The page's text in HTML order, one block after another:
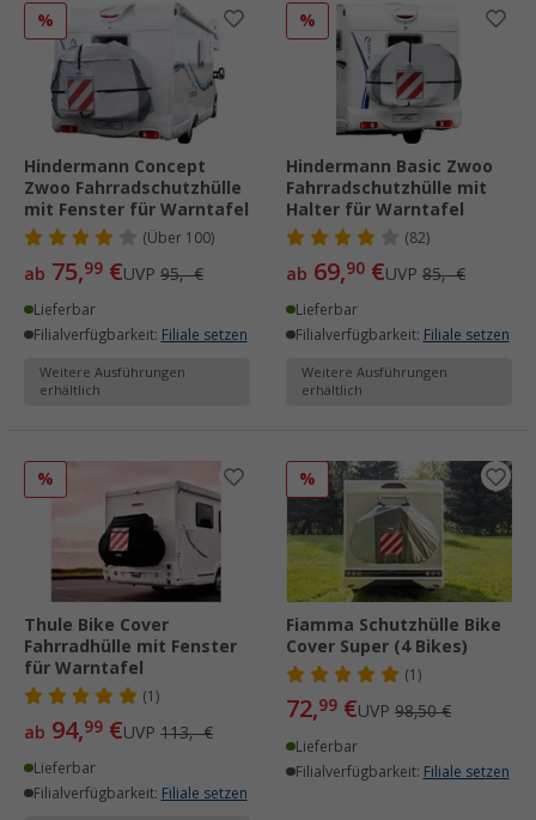
%
Hindermann Concept
Zwoo Fahrradschutzhülle
mit Fenster für Warntafel
(Über100)
ab 75,99 €UVP 95,- €
Lieferbar
Filialverfügbarkeit: Filiale setzen
Weitere Ausführungen
erhältlich
%
Hindermann Basic Zwoo
Fahrradschutzhülle mit
Halter für Warntafel
(82)
ab 69,90 €UVP 85,- €
Lieferbar
Filialverfügbarkeit: Filiale setzen
Weitere Ausführungen
erhältlich
%
Thule Bike Cover
Fahrradhülle mit Fenster
für Warntafel
(1)
ab 94,99 €UVP 113,- €
Lieferbar
Filialverfügbarkeit: Filiale setzen
%
Fiamma Schutzhülle Bike
Cover Super (4 Bikes)
(1)
72,99 €UVP 98,50 €
Lieferbar
Filialverfügbarkeit: Filiale setzen